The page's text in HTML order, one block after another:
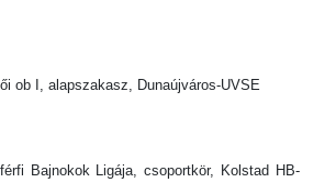
ob I, alapszakasz, Dunaújváros-UVSE
Bajnokok Ligája, csoportkör, Kolstad HB-